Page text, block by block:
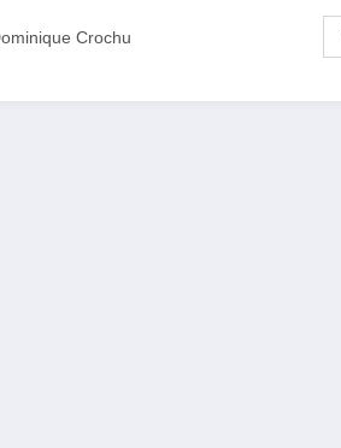
Crochu